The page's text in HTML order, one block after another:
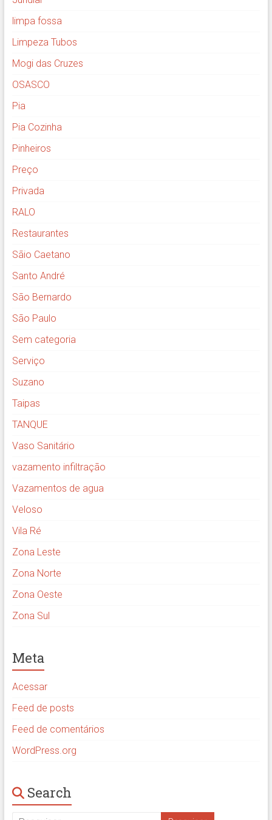
limpa fossa
Limpeza Tubos
Mogi das Cruzes
OSASCO
Pia
Pia Cozinha
Pinheiros
Preço
Privada
RALO
Restaurantes
Sãio Caetano
Santo André
São Bernardo
São Paulo
Sem categoria
Serviço
Suzano
Taipas
TANQUE
Vaso Sanitário
vazamento infiltração
Vazamentos de agua
Veloso
Vila Ré
Zona Leste
Zona Norte
Zona Oeste
Zona Sul
Meta
Acessar
Feed de posts
Feed de comentários
WordPress.org
Search